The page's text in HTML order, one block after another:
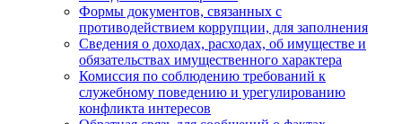
Формы документов, связанных с
противодействием коррупции, для заполнения
Сведения о доходах, расходах, об имуществе и
обязательствах имущественного характера
Комиссия по соблюдению требований к
служебному поведению и урегулированию
конфликта интересов